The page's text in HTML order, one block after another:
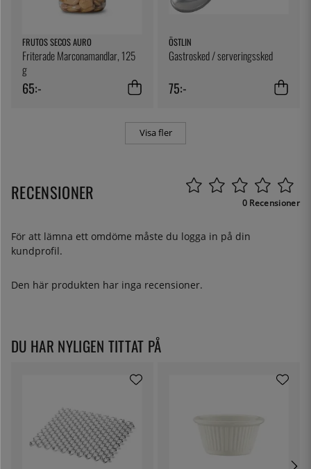
FRUTOS SECOS AURO
Friterade Marconamandlar, 125
g
65:-
ÖSTLIN
Gastrosked / serveringssked
75:-
Visa fler
RECENSIONER 0 Recensioner
För att lämna ett omdöme måste du logga in på din
kundprofil.
Den här produkten har inga recensioner.
DU HAR NYLIGEN TITTAT PÅ